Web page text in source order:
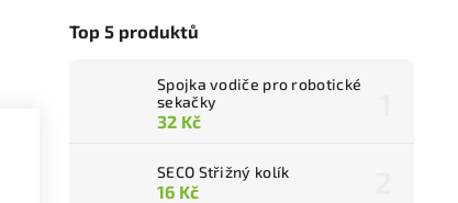
Top 5 produktů
Spojka vodiče pro robotické
sekačky
32 Kč
SECO Střižný kolík
16 Kč